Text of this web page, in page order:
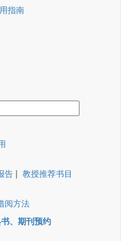
指南
告 | 教授推荐书目
阅方法
、期刊预约